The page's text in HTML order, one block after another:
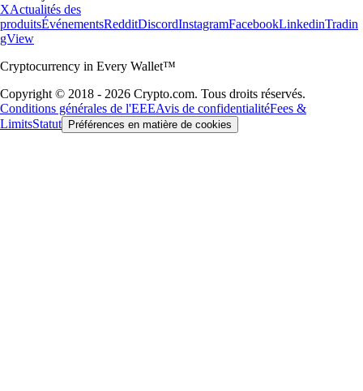
XActualités des
produitsÉvénementsRedditDiscordInstagramFacebookLinkedinTradin
gView
Cryptocurrency in Every Wallet™
Copyright © 2018 - 2026 Crypto.com. Tous droits réservés.
Conditions générales de l'EEEAvis de confidentialitéFees &
LimitsStatut Préférences en matière de cookies